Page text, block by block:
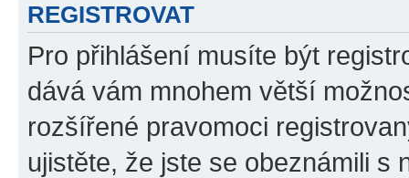
REGISTROVAT
Pro přihlášení musíte být
dává vám mnohem větší
rozšířené pravomoci
ujistěte, že jste se obeznámili s